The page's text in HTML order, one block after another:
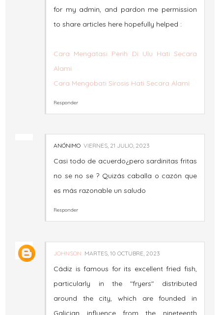
for my admin, and pardon me permission
to share articles here hopefully helped :
Cara Mengatasi Perih Di Ulu Hati Secara
Alami
Cara Mengobati Sirosis Hati Secara Alami
Responder
ANÓNIMO VIERNES, 21 JULIO, 2023
Casi todo de acuerdo¿pero sardinitas fritas
no se no se ? Quizás caballa o cazón que
es más razonable un saludo
Responder
JOHNSON MARTES, 10 OCTUBRE, 2023
Cádiz is famous for its excellent fried fish,
particularly in the "fryers" distributed
around the city, which are founded in
Galician influence from the nineteenth